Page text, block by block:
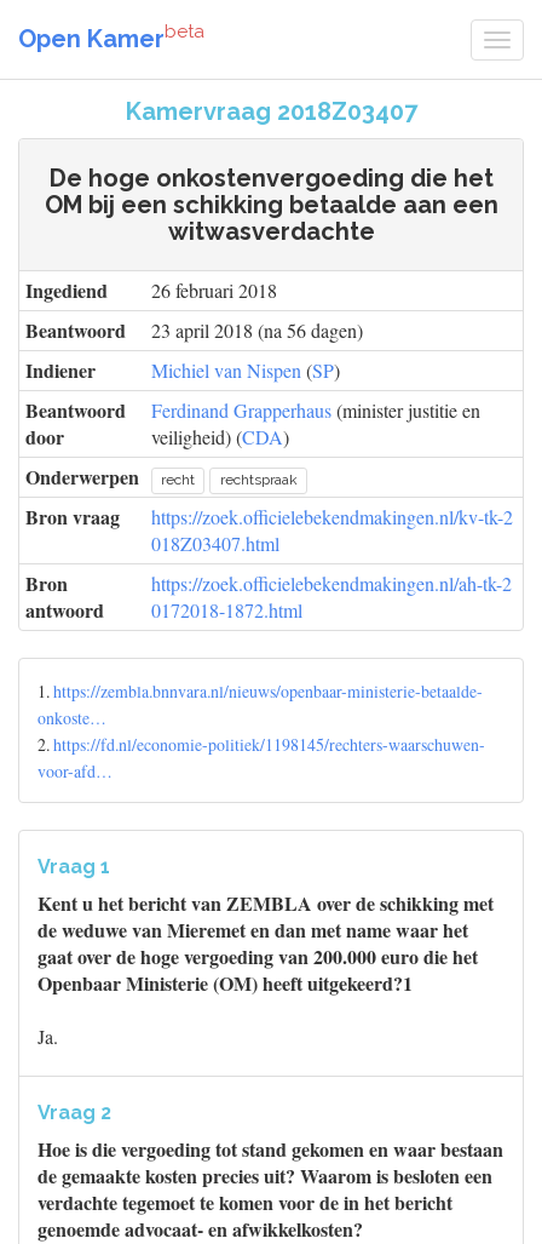
Open Kamerbeta
Kamervraag 2018Z03407
De hoge onkostenvergoeding die het
OM bij een schikking betaalde aan een
witwasverdachte
Ingediend 26 februari 2018
Beantwoord 23 april 2018 (na 56 dagen)
Indiener Michiel van Nispen (SP)
Beantwoord
door
Ferdinand Grapperhaus(minister justitie en
veiligheid) (CDA)
Onderwerpen recht rechtspraak
Bron vraag
https://zoek.officielebekendmakingen.nl/kv-tk-2
018Z03407.html
Bron
antwoord
https://zoek.officielebekendmakingen.nl/ah-tk-2
0172018-1872.html
1.https://zembla.bnnvara.nl/nieuws/openbaar-ministerie-betaalde-
onkoste…
2.https://fd.nl/economie-politiek/1198145/rechters-waarschuwen-
voor-afd…
Vraag 1
Kent u het bericht van ZEMBLA over de schikking met
de weduwe van Mieremet en dan met name waar het
gaat over de hoge vergoeding van 200.000 euro die het
Openbaar Ministerie (OM) heeft uitgekeerd?1
Ja.
Vraag 2
Hoe is die vergoeding tot stand gekomen en waar bestaan
de gemaakte kosten precies uit? Waarom is besloten een
verdachte tegemoet te komen voor de in het bericht
genoemde advocaat- en afwikkelkosten?